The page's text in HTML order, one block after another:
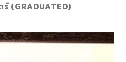
(GRADUATED)